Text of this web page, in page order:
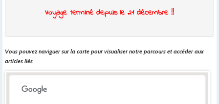
Voyage terminé depuis le 21 décembre !!
Vous pouvez naviguer sur la carte pour visualiser notre parcours et accéder aux
articles liés